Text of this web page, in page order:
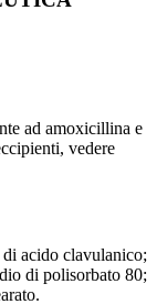
ad amoxicillina e
vedere
acido clavulanico;
di polisorbato 80;